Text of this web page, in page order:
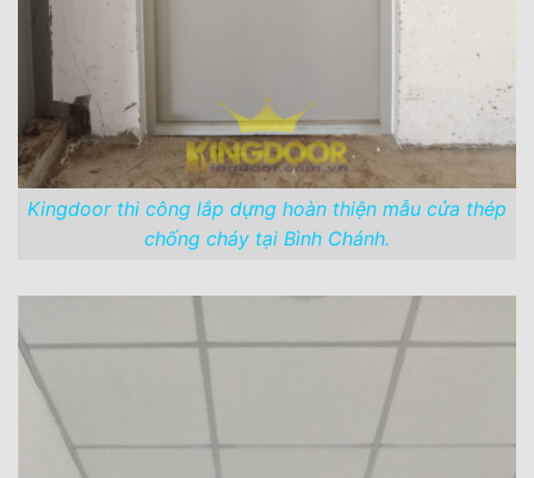
Kingdoor thi công lắp dựng hoàn thiện mẫu cửa thép
chống cháy tại Bình Chánh.